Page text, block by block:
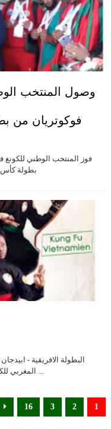
وصول المنتخب
فوكوتريان من
بطولة كأس
المغربي للكونغ فو جياو لونغ فوداو فوكوتريان الرتبة الثانية ...
1
2
3
16